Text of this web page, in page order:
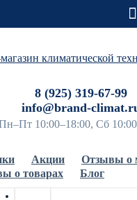
8 (925) 319-67-99
info@brand-
10:00–18:00, Сб
Акции
Отзывы о
о товарах
Блог